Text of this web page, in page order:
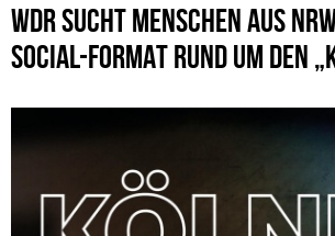
WDR SUCHT MENSCHEN AUS
SOCIAL-FORMAT RUND UM DEN